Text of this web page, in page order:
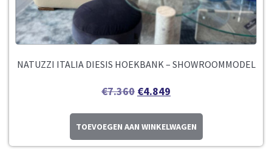
NATUZZI ITALIA DIESIS HOEKBANK – SHOWROOMMODEL
€7.360 €4.849
TOEVOEGEN AAN WINKELWAGEN